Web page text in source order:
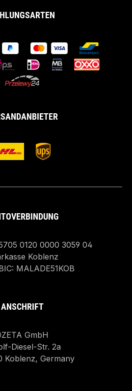
0120 0000 3059 04
Koblenz
MALADE51KOB
ANSCHRIFT
GmbH
Diesel-Str. 2a
Koblenz, Germany